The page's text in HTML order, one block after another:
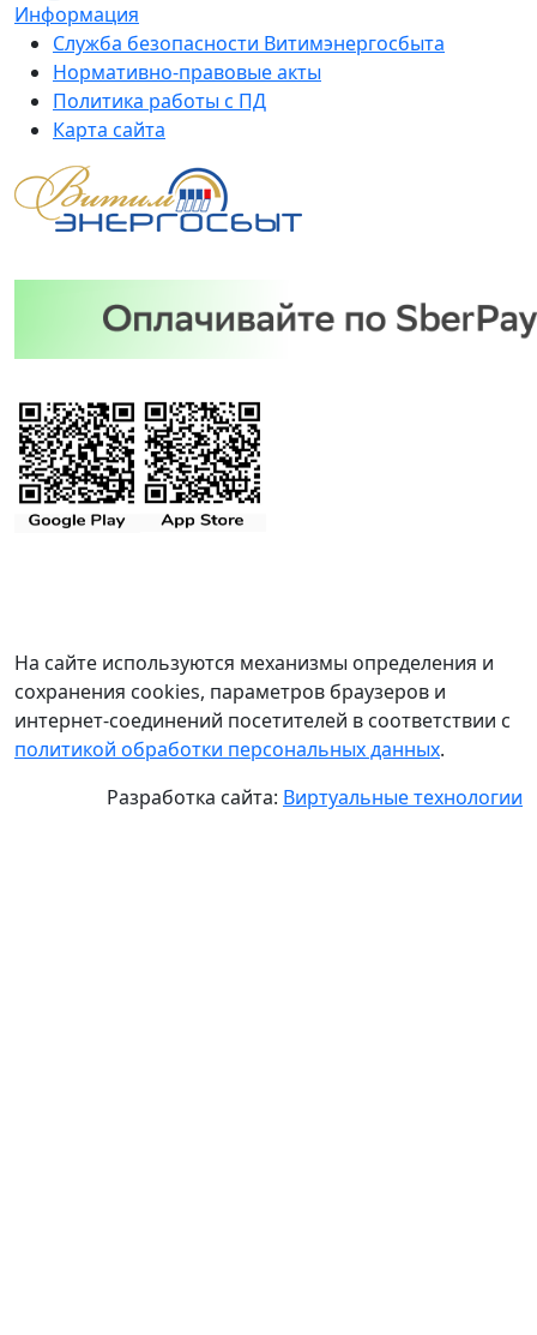
Информация
Служба безопасности Витимэнергосбыта
Нормативно-правовые акты
Политика работы с ПД
Карта сайта
На сайте используются механизмы определения и
сохранения cookies, параметров браузеров и
интернет-соединений посетителей в соответствии с
политикой обработки персональных данных.
Разработка сайта: Виртуальные технологии